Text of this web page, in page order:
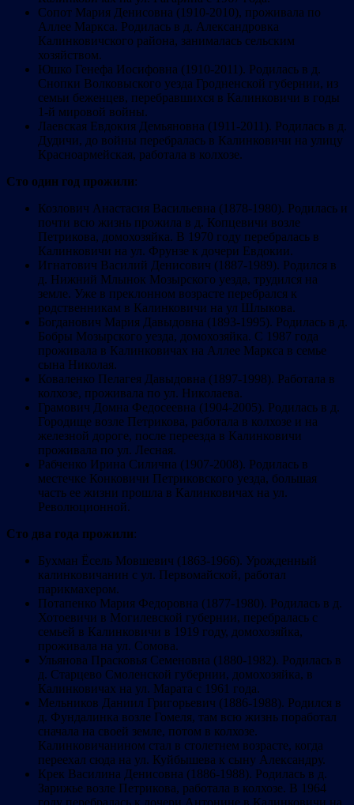
Сопот Мария Денисовна (1910-2010), проживала по
Аллее Маркса. Родилась в д. Александровка
Калинковичского района, занималась сельским
хозяйством.
Юшко Генефа Иосифовна (1910-2011). Родилась в д.
Снопки Волковыского уезда Гродненской губернии, из
семьи беженцев, перебравшихся в Калинковичи в годы
1-й мировой войны.
Лаевская Евдокия Демьяновна (1911-2011). Родилась в д.
Дудичи, до войны перебралась в Калинковичи на улицу
Красноармейская, работала в колхозе.
Сто один год прожили:
Козлович Анастасия Васильевна (1878-1980). Родилась и
почти всю жизнь прожила в д. Копцевичи возле
Петрикова, домохозяйка. В 1970 году перебралась в
Калинковичи на ул. Фрунзе к дочери Евдокии.
Игнатович Василий Денисович (1887-1989). Родился в
д. Нижний Млынок Мозырского уезда, трудился на
земле. Уже в преклонном возрасте перебрался к
родственникам в Калинковичи на ул Шлыкова.
Богданович Мария Давыдовна (1893-1995). Родилась в д.
Бобры Мозырского уезда, домохозяйка. С 1987 года
проживала в Калинковичах на Аллее Маркса в семье
сына Николая.
Коваленко Пелагея Давыдовна (1897-1998). Работала в
колхозе, проживала по ул. Николаева.
Грамович Домна Федосеевна (1904-2005). Родилась в д.
Городище возле Петрикова, работала в колхозе и на
железной дороге, после переезда в Калинковичи
проживала по ул. Лесная.
Рабченко Ирина Силична (1907-2008). Родилась в
местечке Конковичи Петриковского уезда, большая
часть ее жизни прошла в Калинковичах на ул.
Революционной.
Сто два года прожили:
Бухман Ёсель Мовшевич (1863-1966). Урожденный
калинковичанин с ул. Первомайской, работал
парикмахером.
Потапенко Мария Федоровна (1877-1980). Родилась в д.
Хотоевичи в Могилевской губернии, перебралась с
семьей в Калинковичи в 1919 году, домохозяйка,
проживала на ул. Сомова.
Ульянова Прасковья Семеновна (1880-1982). Родилась в
д. Старцево Смоленской губернии, домохозяйка, в
Калинковичах на ул. Марата с 1961 года.
Мельников Даниил Григорьевич (1886-1988). Родился в
д. Фундалинка возле Гомеля, там всю жизнь поработал
сначала на своей земле, потом в колхозе.
Калинковичанином стал в столетнем возрасте, когда
переехал сюда на ул. Куйбышева к сыну Александру.
Крек Василина Денисовна (1886-1988). Родилась в д.
Зарижье возле Петрикова, работала в колхозе. В 1964